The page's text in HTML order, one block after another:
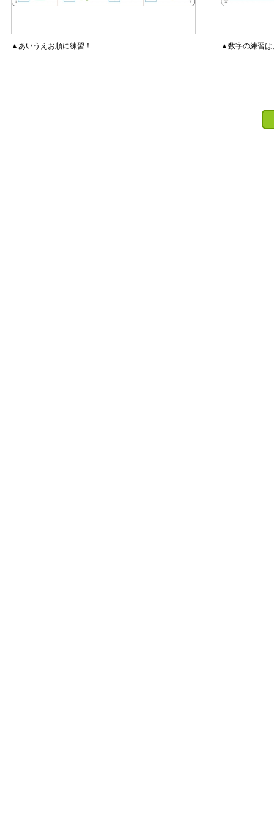
▲あいうえお順に練習！ ▲数字の練習は